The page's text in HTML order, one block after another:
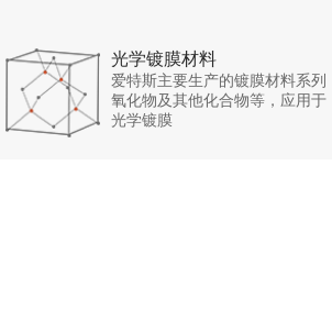
光学镀膜材料
爱特斯主要生产的镀膜材料系列
氧化物及其他化合物等，应用于
光学镀膜